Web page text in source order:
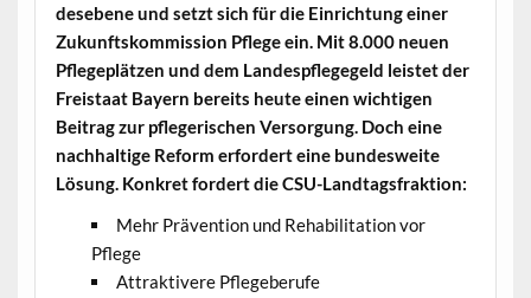
de­sebene und set­zt sich für die Ein­rich­tung ein­er
Zukun­ft­skom­mis­sion Pflege ein. Mit 8.000 neuen
Pflege­plätzen und dem Lan­despflegegeld leis­tet der
Freis­taat Bay­ern bere­its heute einen wichti­gen
Beitrag zur pflegerischen Ver­sorgung. Doch eine
nach­haltige Reform erfordert eine bun­desweite
Lösung. Konkret fordert die CSU-Landtagsfraktion:
Mehr Präven­tion und Reha­bil­i­ta­tion vor
Pflege
Attrak­ti­vere Pflegeberufe